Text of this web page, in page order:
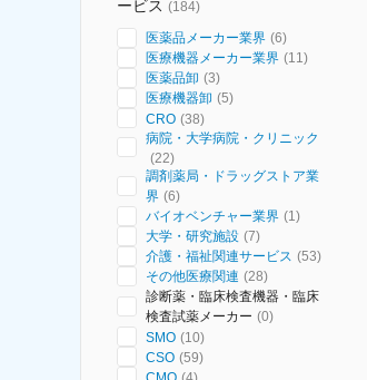
ービス (184)
医薬品メーカー業界 (6)
医療機器メーカー業界 (11)
医薬品卸 (3)
医療機器卸 (5)
CRO (38)
病院・大学病院・クリニック
(22)
調剤薬局・ドラッグストア業
界 (6)
バイオベンチャー業界 (1)
大学・研究施設 (7)
介護・福祉関連サービス (53)
その他医療関連 (28)
診断薬・臨床検査機器・臨床
検査試薬メーカー (0)
SMO (10)
CSO (59)